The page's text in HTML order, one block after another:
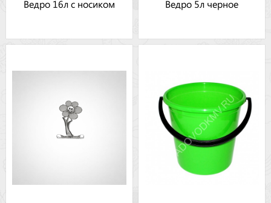
Ведро 16л с носиком Ведро 5л черное